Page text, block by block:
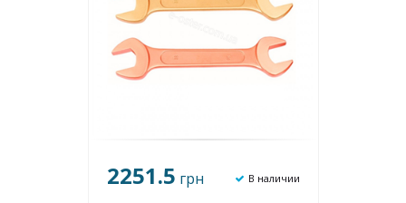
2251.5 грн В наличии